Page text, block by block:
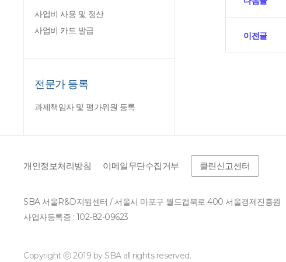
사업비 사용 및 정산
사업비 카드 발급
전문가 등록
과제책임자 및 평가위원 등록
이전글
개인정보처리방침 이메일무단수집거부 클린신고센터
SBA 서울R&D지원센터 / 서울시 마포구 월드컵북로 400 서울경제진흥원
사업자등록증 : 102-82-09623
Copyright ⓒ 2019 by SBA all rights reserved.